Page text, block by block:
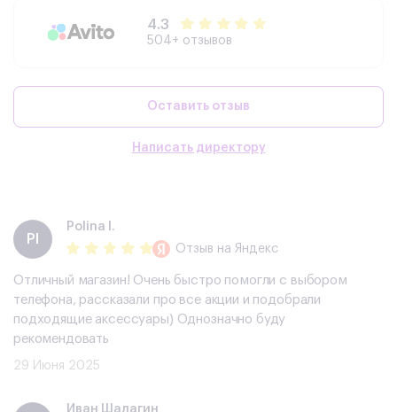
4.3
504+ отзывов
Оставить отзыв
Написать директору
PI
Polina I.
Отзыв на Яндекс
Отличный магазин! Очень быстро помогли с выбором
телефона, рассказали про все акции и подобрали
подходящие аксессуары) Однозначно буду
рекомендовать
29 Июня 2025